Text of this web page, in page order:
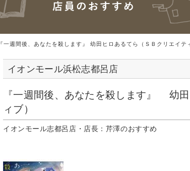
『一週間後、あなたを殺します』 幼田ヒロあるてら（ＳＢクリエイテ
イオンモール浜松志都呂店
『一週間後、あなたを殺します』
ィブ）
イオンモール志都呂店・店長：芹澤のおすすめ